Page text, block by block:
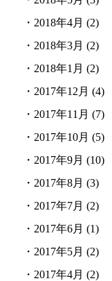
・ 2018年4月 (2)
・ 2018年3月 (2)
・ 2018年1月 (2)
・ 2017年12月 (4)
・ 2017年11月 (7)
・ 2017年10月 (5)
・ 2017年9月 (10)
・ 2017年8月 (3)
・ 2017年7月 (2)
・ 2017年6月 (1)
・ 2017年5月 (2)
・ 2017年4月 (2)